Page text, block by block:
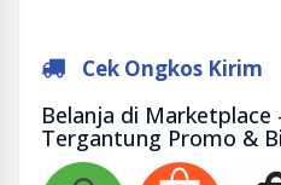
Cek Ongkos Kirim
Belanja di Marketplace
Tergantung Promo &